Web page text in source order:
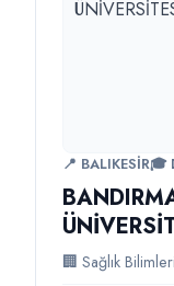
📍 BALIKESİR🎓
🏢 Sağlık